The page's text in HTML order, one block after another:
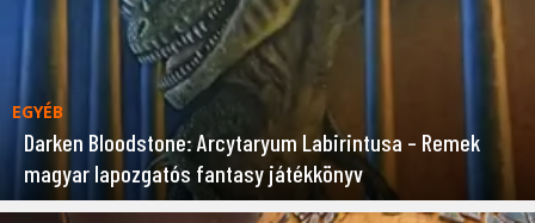
EGYÉB
Darken Bloodstone: Arcytaryum Labirintusa – Remek
magyar lapozgatós fantasy játékkönyv